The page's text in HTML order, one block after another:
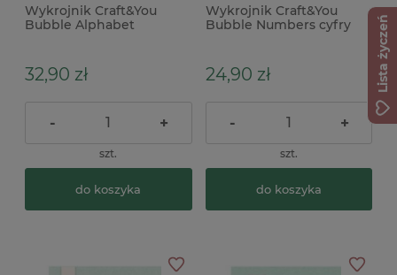
Wykrojnik Craft&You
Bubble Alphabet
32,90 zł
- +
szt.
do koszyka
Wykrojnik Craft&You
Bubble Numbers cyfry
24,90 zł
- +
szt.
do koszyka
Lista życzeń